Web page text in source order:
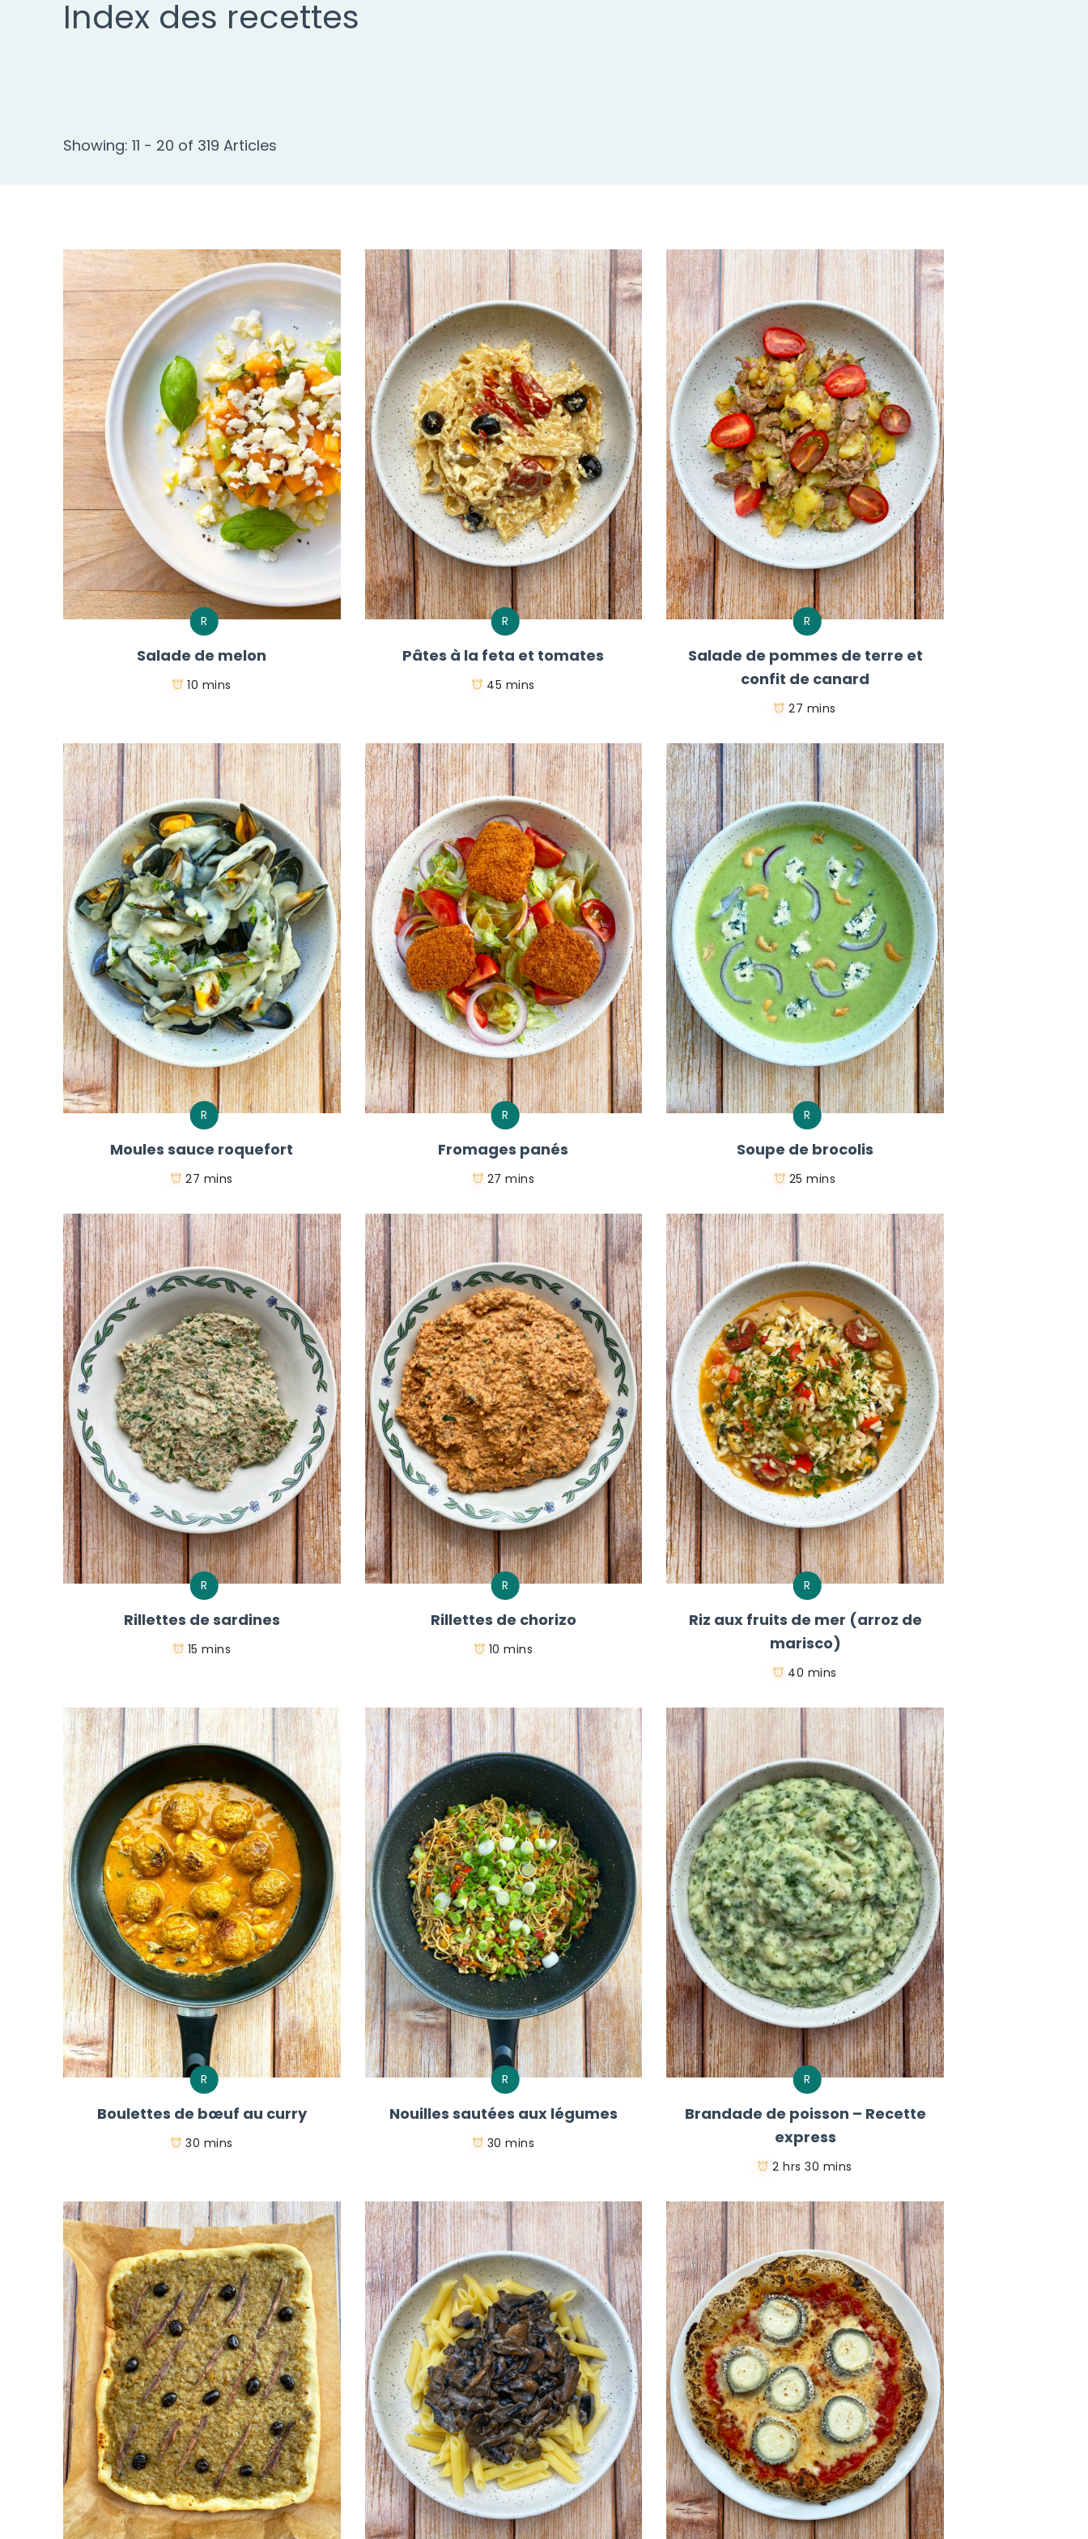
Index des recettes
Showing: 11 - 20 of 319 Articles
R
Salade de melon
10 mins
R
Pâtes à la feta et tomates
45 mins
R
Salade de pommes de terre et
confit de canard
27 mins
R
Moules sauce roquefort
27 mins
R
Fromages panés
27 mins
R
Soupe de brocolis
25 mins
R
Rillettes de sardines
15 mins
R
Rillettes de chorizo
10 mins
R
Riz aux fruits de mer (arroz de
marisco)
40 mins
R
Boulettes de bœuf au curry
30 mins
R
Nouilles sautées aux légumes
30 mins
R
Brandade de poisson – Recette
express
2 hrs 30 mins